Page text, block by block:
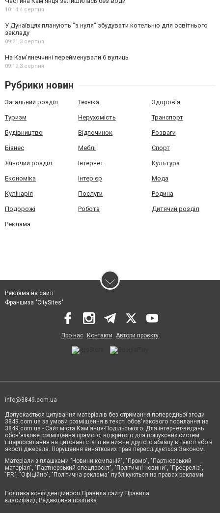
10:14,4 серпня
У Дунаївцях планують "з нуля" збудувати котельню для освітнього
закладу
09:21,3 серпня
На Камʼянеччині перейменували 6 вулиць
09:12,3 серпня
Рубрики новин
Загальний розділ Техніка Здоров'я
Туризм Нерухомість Транспорт
Будівництво Відпочинок Розваги
Бізнес Меблі Спорт
Жіночий розділ Інтернет Культура
Економіка Інтер'єр Мода
Кулінарія Послуги Родина
Подорожі Робота Дитячий розділ
Реклама
Реклама на сайті
Франшиза "CitySites"
Про нас Контакти Автори проєкту
info@3849.com.ua
Допускається цитування матеріалів без отримання попередньої згоди
3849.com.ua за умови розміщення в тексті обов'язкового посилання на
3849.com.ua - Сайт міста Кам'янця-Подільського. Для інтернет-видань
обов'язкове розміщення прямого, відкритого для пошукових систем
гіперпосилання на цитовані статті не нижче другого абзацу в тексті або в
якості джерела. Порушення виняткових прав переслідується Законом.
Матеріали з плашками "Новини компаній", "Промо", "Партнерський
матеріал", "Партнерський спецпроєкт", "Політичні новини", "Пресреліз",
"PR", "Офіційно", "Політична реклама" публікуються на правах реклами.
Політика конфіденційності Правила сайту Правила
класифайд Редакційна політика